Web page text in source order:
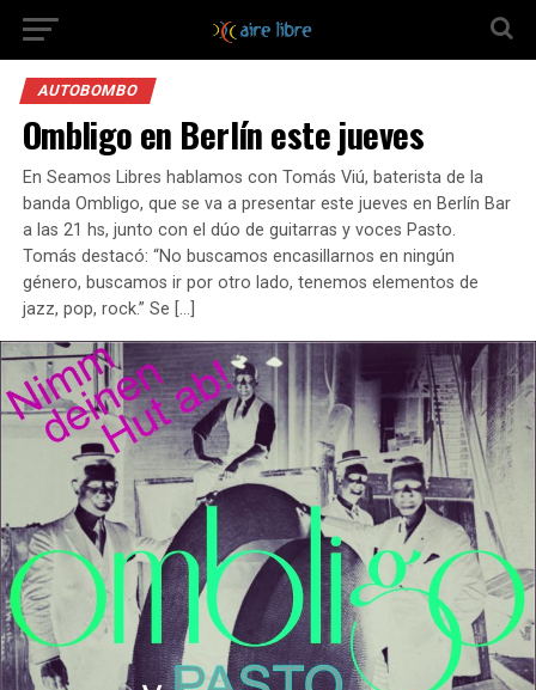
AUTOBOMBO
Ombligo en Berlín este jueves
En Seamos Libres hablamos con Tomás Viú, baterista de la
banda Ombligo, que se va a presentar este jueves en Berlín Bar
a las 21 hs, junto con el dúo de guitarras y voces Pasto.
Tomás destacó: “No buscamos encasillarnos en ningún
género, buscamos ir por otro lado, tenemos elementos de
jazz, pop, rock.” Se […]